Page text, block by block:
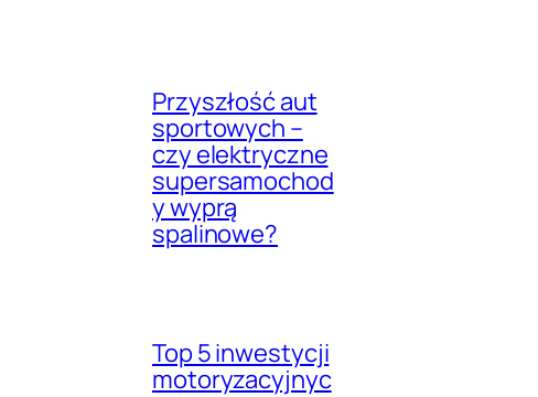
Przyszłość aut
sportowych –
czy elektryczne
supersamochod
y wyprą
spalinowe?
Top 5 inwestycji
motoryzacyjnyc